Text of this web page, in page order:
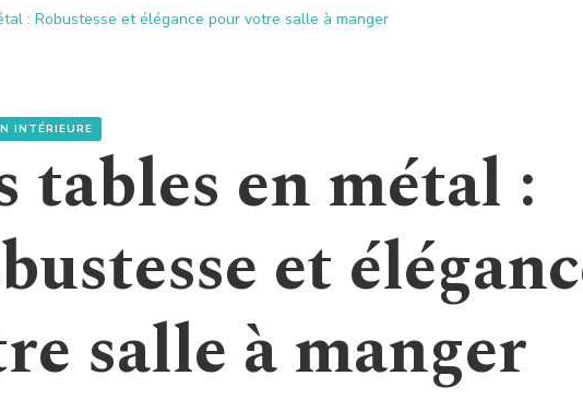
: Robustesse et élégance pour votre salle à manger
INTÉRIEURE
tables en métal :
et
salle à manger